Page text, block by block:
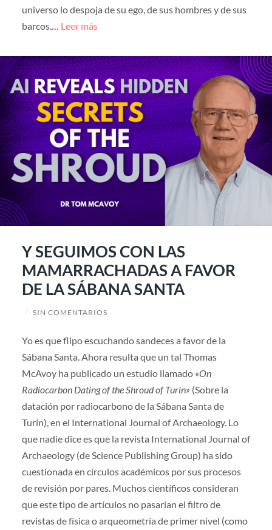
universo lo despoja de su ego, de sus hombres y de sus
barcos.… Leer más
Y SEGUIMOS CON LAS
MAMARRACHADAS A FAVOR
DE LA SÁBANA SANTA
/ SIN COMENTARIOS
Yo es que flipo escuchando sandeces a favor de la
Sábana Santa. Ahora resulta que un tal Thomas
McAvoy ha publicado un estudio llamado «On
Radiocarbon Dating of the Shroud of Turin» (Sobre la
datación por radiocarbono de la Sábana Santa de
Turín), en el International Journal of Archaeology. Lo
que nadie dice es que la revista International Journal of
Archaeology (de Science Publishing Group) ha sido
cuestionada en círculos académicos por sus procesos
de revisión por pares. Muchos científicos consideran
que este tipo de artículos no pasarían el filtro de
revistas de física o arqueometría de primer nivel (como